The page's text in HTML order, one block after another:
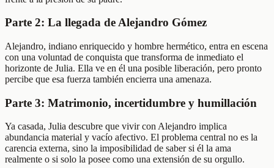
Parte 2: La llegada de Alejandro Gómez
Alejandro, indiano enriquecido y hombre hermético, entra en escena
con una voluntad de conquista que transforma de inmediato el
horizonte de Julia. Ella ve en él una posible liberación, pero pronto
percibe que esa fuerza también encierra una amenaza.
Parte 3: Matrimonio, incertidumbre y humillación
Ya casada, Julia descubre que vivir con Alejandro implica
abundancia material y vacío afectivo. El problema central no es la
carencia externa, sino la imposibilidad de saber si él la ama
realmente o si solo la posee como una extensión de su orgullo.